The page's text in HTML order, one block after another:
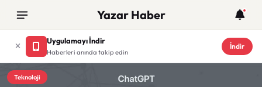
Yazar Haber
Uygulamayı İndir
Haberleri anında takip edin
İndir
Teknoloji